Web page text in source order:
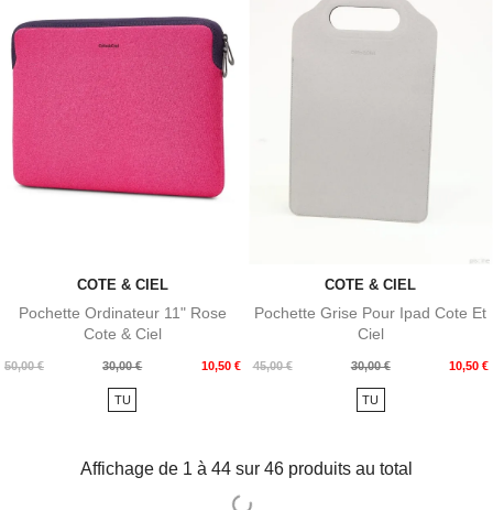
COTE & CIEL
Pochette Ordinateur 11" Rose
Cote & Ciel
50,00 €
Prix
30,00 € 10,50 €
Prix
TU
COTE & CIEL
Pochette Grise Pour Ipad Cote Et
Ciel
45,00 €
Prix
30,00 € 10,50 €
Prix
TU
Affichage de 1 à 44 sur 46 produits au total